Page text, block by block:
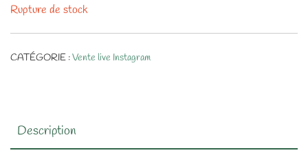
Rupture de stock
CATÉGORIE :Vente live Instagram
Description